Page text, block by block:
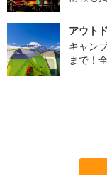
アウト
キャン
まで！